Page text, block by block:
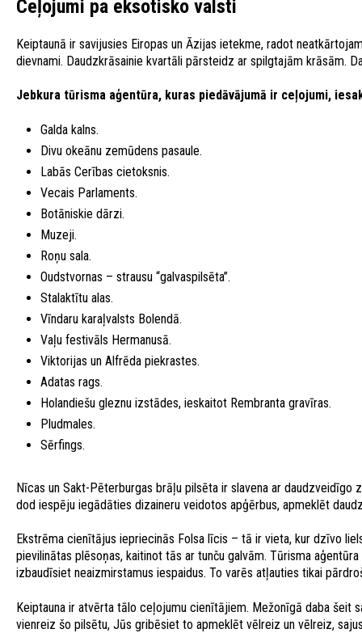
Ceļojumi pa eksotisko valsti
Keiptaunā ir savijusies Eiropas un Āzijas ietekme, radot
dievnami. Daudzkrāsainie kvartāli pārsteidz ar spilgtajām krāsām.
Jebkura tūrisma aģentūra, kuras piedāvājumā ir ceļojumi,
Galda kalns.
Divu okeānu zemūdens pasaule.
Labās Cerības cietoksnis.
Vecais Parlaments.
Botāniskie dārzi.
Muzeji.
Roņu sala.
Oudstvornas – strausu “galvaspilsēta”.
Stalaktītu alas.
Vīndaru karaļvalsts Bolendā.
Vaļu festivāls Hermanusā.
Viktorijas un Alfrēda piekrastes.
Adatas rags.
Holandiešu gleznu izstādes, ieskaitot Rembranta gravīras.
Pludmales.
Sērfings.
Nīcas un Sakt-Pēterburgas brāļu pilsēta ir slavena ar
dod iespēju iegādāties dizaineru veidotos apģērbus, apmeklēt
Ekstrēma cienītājus iepriecinās Folsa līcis – tā ir vieta, kur dzīvo
pievilinātas plēsoņas, kaitinot tās ar tunču galvām. Tūrisma
izbaudīsiet neaizmirstamus iespaidus. To varēs atļauties tikai
Keiptauna ir atvērta tālo ceļojumu cienītājiem. Mežonīgā daba šeit
vienreiz šo pilsētu, Jūs gribēsiet to apmeklēt vēlreiz un vēlreiz,